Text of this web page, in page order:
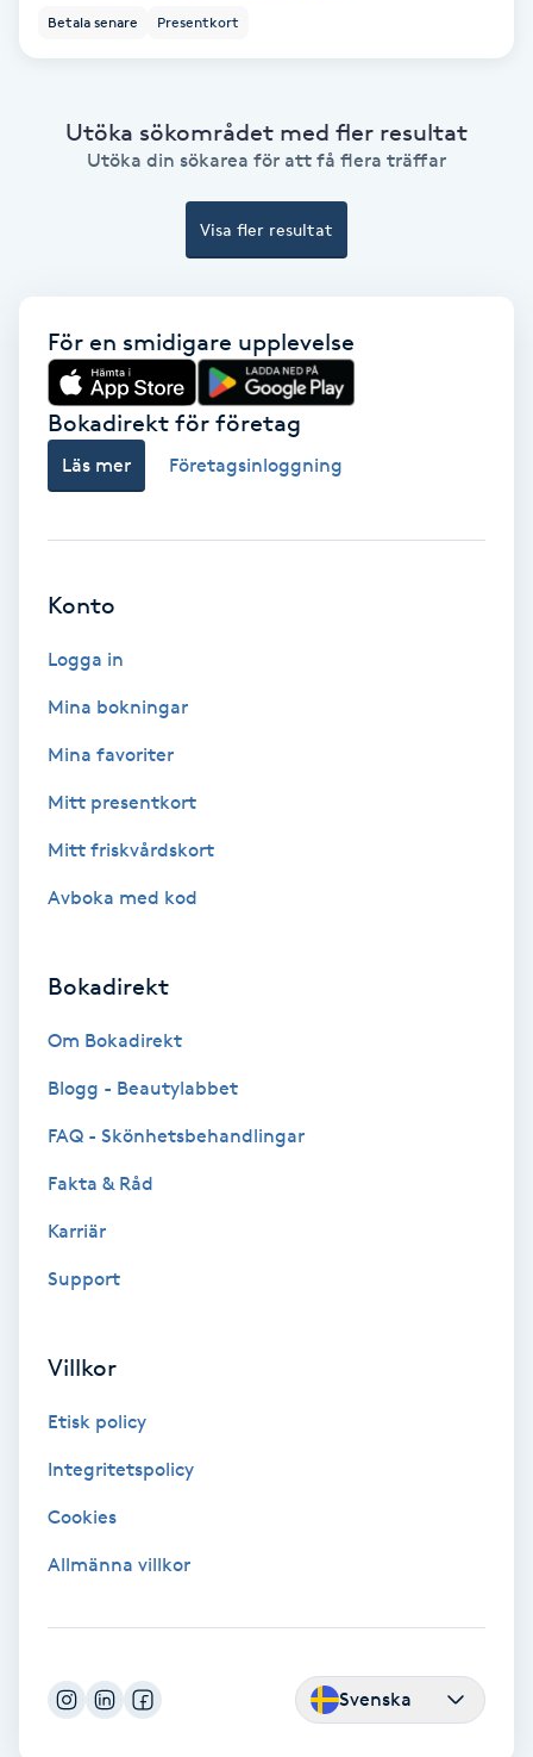
Color correction
Damklippning
Dermapen
Diamantslipning
Eyeliner-tatuering
Face framing
Fet hårbotten
Fillers
Fransborttagning
Fransförlängning Megavolym
Betala senare Presentkort
Utöka sökområdet med fler resultat
Utöka din sökarea för att få flera träffar
Visa fler resultat
För en smidigare upplevelse
Bokadirekt för företag
Läs mer Företagsinloggning
Konto
Logga in
Mina bokningar
Mina favoriter
Mitt presentkort
Mitt friskvårdskort
Avboka med kod
Bokadirekt
Om Bokadirekt
Blogg - Beautylabbet
FAQ - Skönhetsbehandlingar
Fakta & Råd
Karriär
Support
Villkor
Etisk policy
Integritetspolicy
Cookies
Allmänna villkor
Svenska